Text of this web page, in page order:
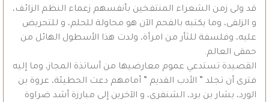
قد ولى زمن الشعراء المنتفخين بأنفسهم زعماء النظم الزائف،
و الزلفى، وما يكتبه بالفحم الآن هو محاولة للحلم، و للتحريض
عليه، وفلسفة للثأر من امرأة، ولدت هذا الأسطول الهائل من
حمقى العالم.
القصيدة تستدعي عموم معارضيها من أساتذة المجاز، وما إليه
فترى أن تجلد ” الأدب القديم ” أمامهم دعت الحطيئة، عروة بن
الورد، بشار بن برد، الشنفرى، و الآخرين إلى مبارزة أشد ضراوة